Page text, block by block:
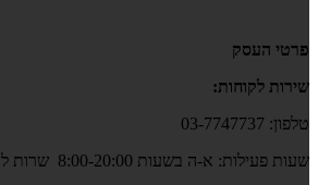
פרטי העסק
שירות לקוחות:
טלפון: 03-7747737
שעות פעילות: א-ה בשעות 8:00-20:00 שרות לקוחות